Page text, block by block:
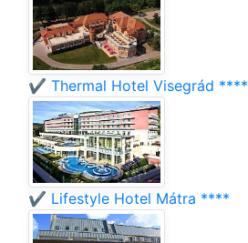
✔️ Thermal Hotel Visegrád ****
✔️ Lifestyle Hotel Mátra ****